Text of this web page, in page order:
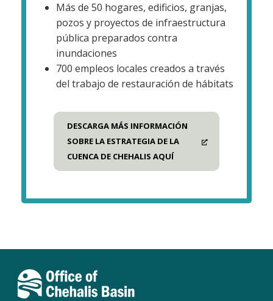
Más de 50 hogares, edificios, granjas,
pozos y proyectos de infraestructura
pública preparados contra
inundaciones
700 empleos locales creados a través
del trabajo de restauración de hábitats
DESCARGA MÁS INFORMACIÓN
SOBRE LA ESTRATEGIA DE LA
CUENCA DE CHEHALIS AQUÍ